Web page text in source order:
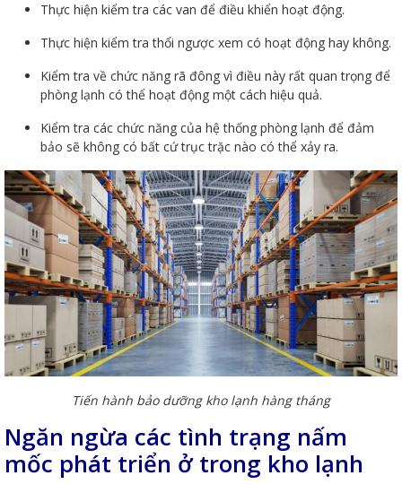
Thực hiện kiểm tra các van để điều khiển hoạt động.
Thực hiện kiểm tra thổi ngược xem có hoạt động hay không.
Kiểm tra về chức năng rã đông vì điều này rất quan trọng để
phòng lạnh có thể hoạt động một cách hiệu quả.
Kiểm tra các chức năng của hệ thống phòng lạnh để đảm
bảo sẽ không có bất cứ trục trặc nào có thể xảy ra.
Tiến hành bảo dưỡng kho lạnh hàng tháng
Ngăn ngừa các tình trạng nấm
mốc phát triển ở trong kho lạnh